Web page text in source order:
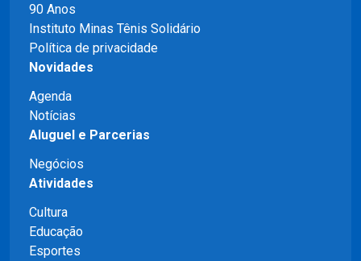
90 Anos
Instituto Minas Tênis Solidário
Política de privacidade
Novidades
Agenda
Notícias
Aluguel e Parcerias
Negócios
Atividades
Cultura
Educação
Esportes